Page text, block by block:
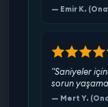
— Emir K.
"Saniyeler
sorun
— Mert Y.